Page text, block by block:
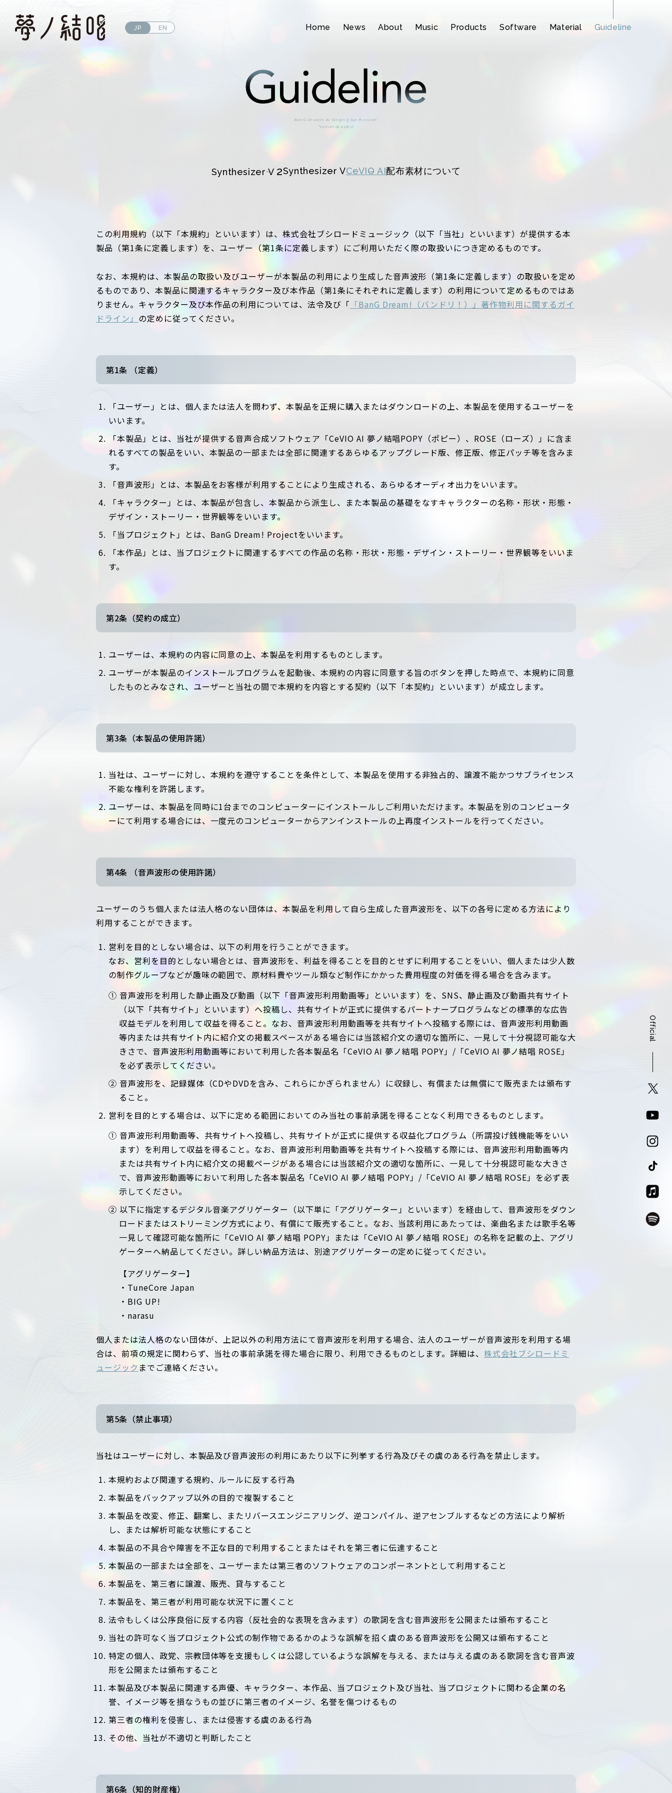
JP EN Home News About Music Products Software Material Guideline
Official
BanG Dream! AI Singing Synthesizer
“Yumenokessho”
Synthesizer V 2Synthesizer VCeVIO AI配布素材について
この利用規約（以下「本規約」といいます）は、株式会社ブシロードミュージック（以下「当社」といいます）が提供する本
製品（第1条に定義します）を、ユーザー（第1条に定義します）にご利用いただく際の取扱いにつき定めるものです。
なお、本規約は、本製品の取扱い及びユーザーが本製品の利用により生成した音声波形（第1条に定義します）の取扱いを定め
るものであり、本製品に関連するキャラクター及び本作品（第1条にそれぞれに定義します）の利用について定めるものではあ
りません。キャラクター及び本作品の利用については、法令及び「 「BanG Dream!（バンドリ！）」著作物利用に関するガイ
ドライン」 の定めに従ってください。
第1条 （定義）
「ユーザー」とは、個人または法人を問わず、本製品を正規に購入またはダウンロードの上、本製品を使用するユーザーを
いいます。
「本製品」とは、当社が提供する音声合成ソフトウェア「CeVIO AI 夢ノ結唱POPY（ポピー）、ROSE（ローズ）」に含ま
れるすべての製品をいい、本製品の一部または全部に関連するあらゆるアップグレード版、修正版、修正パッチ等を含みま
す。
「音声波形」とは、本製品をお客様が利用することにより生成される、あらゆるオーディオ出力をいいます。
「キャラクター」とは、本製品が包含し、本製品から派生し、また本製品の基礎をなすキャラクターの名称・形状・形態・
デザイン・ストーリー・世界観等をいいます。
「当プロジェクト」とは、BanG Dream! Projectをいいます。
「本作品」とは、当プロジェクトに関連するすべての作品の名称・形状・形態・デザイン・ストーリー・世界観等をいいま
す。
第2条（契約の成立）
ユーザーは、本規約の内容に同意の上、本製品を利用するものとします。
ユーザーが本製品のインストールプログラムを起動後、本規約の内容に同意する旨のボタンを押した時点で、本規約に同意
したものとみなされ、ユーザーと当社の間で本規約を内容とする契約（以下「本契約」といいます）が成立します。
第3条（本製品の使用許諾）
当社は、ユーザーに対し、本規約を遵守することを条件として、本製品を使用する非独占的、譲渡不能かつサブライセンス
不能な権利を許諾します。
ユーザーは、本製品を同時に1台までのコンピューターにインストールしご利用いただけます。本製品を別のコンピュータ
ーにて利用する場合には、一度元のコンピューターからアンインストールの上再度インストールを行ってください。
第4条 （音声波形の使用許諾）
ユーザーのうち個人または法人格のない団体は、本製品を利用して自ら生成した音声波形を、以下の各号に定める方法により
利用することができます。
営利を目的としない場合は、以下の利用を行うことができます。
なお、営利を目的としない場合とは、音声波形を、利益を得ることを目的とせずに利用することをいい、個人または少人数
の制作グループなどが趣味の範囲で、原材料費やツール類など制作にかかった費用程度の対価を得る場合を含みます。
① 音声波形を利用した静止画及び動画（以下「音声波形利用動画等」といいます）を、SNS、静止画及び動画共有サイト
（以下「共有サイト」といいます）へ投稿し、共有サイトが正式に提供するパートナープログラムなどの標準的な広告
収益モデルを利用して収益を得ること。なお、音声波形利用動画等を共有サイトへ投稿する際には、音声波形利用動画
等内または共有サイト内に紹介文の掲載スペースがある場合には当該紹介文の適切な箇所に、一見して十分視認可能な大
きさで、音声波形利用動画等において利用した各本製品名「CeVIO AI 夢ノ結唱 POPY」/「CeVIO AI 夢ノ結唱 ROSE」
を必ず表示してください。
② 音声波形を、記録媒体（CDやDVDを含み、これらにかぎられません）に収録し、有償または無償にて販売または頒布す
ること。
営利を目的とする場合は、以下に定める範囲においてのみ当社の事前承諾を得ることなく利用できるものとします。
① 音声波形利用動画等、共有サイトへ投稿し、共有サイトが正式に提供する収益化プログラム（所謂投げ銭機能等をいい
ます）を利用して収益を得ること。なお、音声波形利用動画等を共有サイトへ投稿する際には、音声波形利用動画等内
または共有サイト内に紹介文の掲載ページがある場合には当該紹介文の適切な箇所に、一見して十分視認可能な大きさ
で、音声波形動画等において利用した各本製品名「CeVIO AI 夢ノ結唱 POPY」/「CeVIO AI 夢ノ結唱 ROSE」を必ず表
示してください。
② 以下に指定するデジタル音楽アグリゲーター（以下単に「アグリゲーター」といいます）を経由して、音声波形をダウン
ロードまたはストリーミング方式により、有償にて販売すること。なお、当該利用にあたっては、楽曲名または歌手名等
一見して確認可能な箇所に「CeVIO AI 夢ノ結唱 POPY」または「CeVIO AI 夢ノ結唱 ROSE」の名称を記載の上、アグリ
ゲーターへ納品してください。詳しい納品方法は、別途アグリゲーターの定めに従ってください。
【アグリゲーター】
・TuneCore Japan
・BIG UP!
・narasu
個人または法人格のない団体が、上記以外の利用方法にて音声波形を利用する場合、法人のユーザーが音声波形を利用する場
合は、前項の規定に関わらず、当社の事前承諾を得た場合に限り、利用できるものとします。詳細は、株式会社ブシロードミ
ュージック までご連絡ください。
第5条（禁止事項）
当社はユーザーに対し、本製品及び音声波形の利用にあたり以下に列挙する行為及びその虞のある行為を禁止します。
本規約および関連する規約、ルールに反する行為
本製品をバックアップ以外の目的で複製すること
本製品を改変、修正、翻案し、またリバースエンジニアリング、逆コンパイル、逆アセンブルするなどの方法により解析
し、または解析可能な状態にすること
本製品の不具合や障害を不正な目的で利用することまたはそれを第三者に伝達すること
本製品の一部または全部を、ユーザーまたは第三者のソフトウェアのコンポーネントとして利用すること
本製品を、第三者に譲渡、販売、貸与すること
本製品を、第三者が利用可能な状況下に置くこと
法令もしくは公序良俗に反する内容（反社会的な表現を含みます）の歌詞を含む音声波形を公開または頒布すること
当社の許可なく当プロジェクト公式の制作物であるかのような誤解を招く虞のある音声波形を公開又は頒布すること
特定の個人、政党、宗教団体等を支援もしくは公認しているような誤解を与える、または与える虞のある歌詞を含む音声波
形を公開または頒布すること
本製品及び本製品に関連する声優、キャラクター、本作品、当プロジェクト及び当社、当プロジェクトに関わる企業の名
誉、イメージ等を損なうもの並びに第三者のイメージ、名誉を傷つけるもの
第三者の権利を侵害し、または侵害する虞のある行為
その他、当社が不適切と判断したこと
第6条（知的財産権）